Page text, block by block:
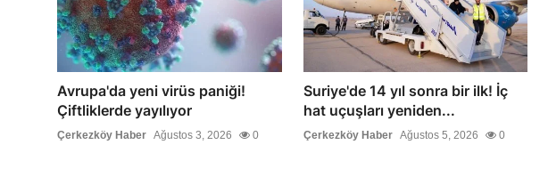
Avrupa'da yeni virüs paniği!
Çiftliklerde yayılıyor
Çerkezköy Haber Ağustos 3, 2026 0
Suriye'de 14 yıl sonra bir ilk! İç
hat uçuşları yeniden...
Çerkezköy Haber Ağustos 5, 2026 0